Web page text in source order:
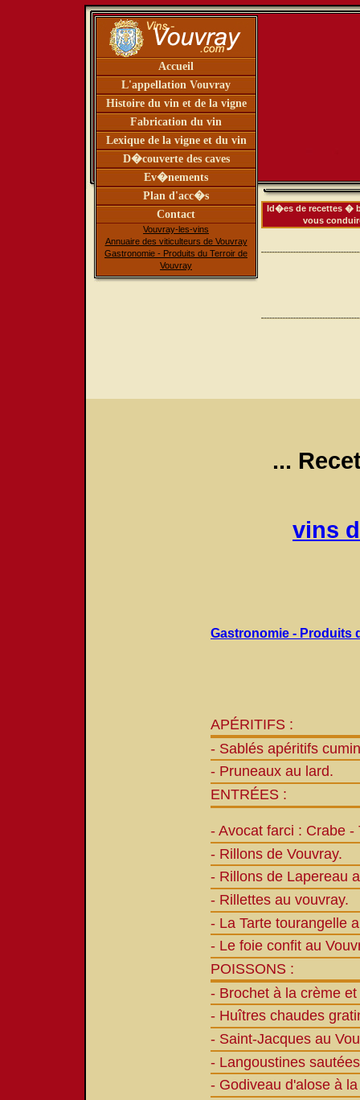
Accueil
L'appellation Vouvray
Histoire du vin et de la vigne
Fabrication du vin
Lexique de la vigne et du vin
D�couverte des caves
Ev�nements
Plan d'acc�s
Contact
Vouvray-les-vins
Annuaire des viticulteurs de Vouvray
Gastronomie - Produits du Terroir de
Vouvray
Id�es de recettes �
vous